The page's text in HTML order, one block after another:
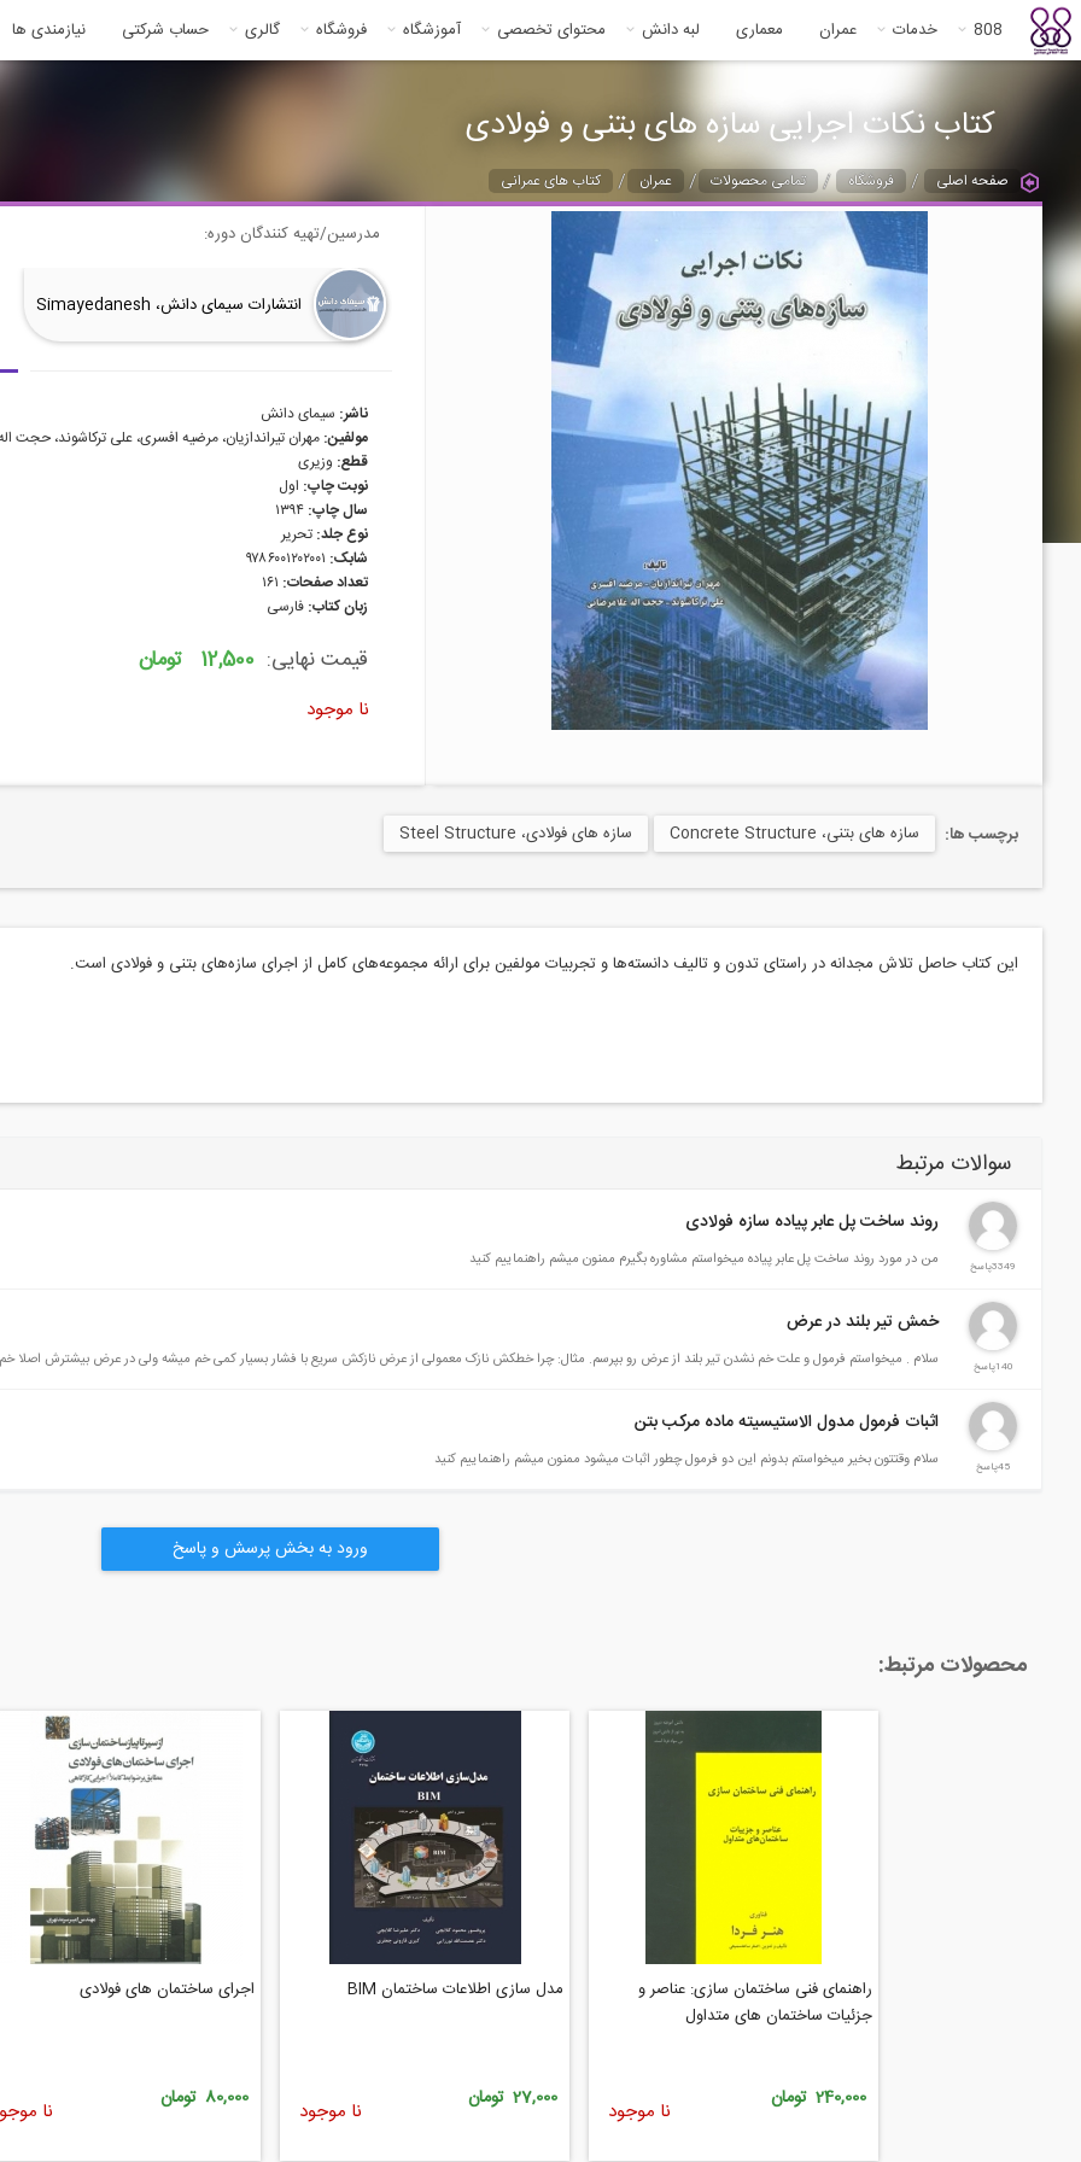
808 خدمات عمران معماری لبه دانش محتوای تخصصی آموزشگاه فروشگاه گالری حساب شرکتی نیازمندی ها
کتاب نکات اجرایی سازه های بتنی و فولادی
صفحه اصلی / فروشگاه / تمامی محصولات / عمران /
کتاب های عمرانی
مدرسین/تهیه کنندگان دوره:
انتشارات سیمای دانش، Simayedanesh
ناشر: سیمای دانش
مولفین: مهران تیراندازیان، مرضیه افسری، علی ترکاشوند، حجت
قطع: وزیری
نوبت چاپ: اول
سال چاپ: ۱۳۹۴
نوع جلد: تحریر
شابک: ۹۷۸۶۰۰۱۲۰۲۰۰۱
تعداد صفحات: ۱۶۱
زبان کتاب: فارسی
قیمت نهایی: 12,500 تومان
نا موجود
برچسب ها: سازه های بتنی، Concrete Structure سازه های فولادی، Steel Structure
این کتاب حاصل تلاش مجدانه در راستای تدون و تالیف دانسته‌ها و تجربیات مولفین برای ارائه مجموعه‌های کامل از اجرای سازه‌های بتنی و فولادی است.
سوالات مرتبط
3349پاسخ
روند ساخت پل عابر پیاده سازه فولادی
من در مورد روند ساخت پل عابر پیاده میخواستم مشاوره بگیرم ممنون میشم راهنماییم کنید
140پاسخ
خمش تیر بلند در عرض
سلام . میخواستم فرمول و علت خم نشدن تیر بلند از عرض رو بپرسم. مثال: چرا خطکش نازک معمولی از عرض نازکش سریع با فشار بسیار کمی خم میشه ولی در عرض بیشترش اصلا
45پاسخ
اثبات فرمول مدول الاستیسیته ماده مرکب بتن
سلام وقتتون بخیر میخواستم بدونم این دو فرمول چطور اثبات میشود ممنون میشم راهنماییم کنید
ورود به بخش پرسش و پاسخ
محصولات مرتبط:
راهنمای فنی ساختمان سازی: عناصر و
جزئیات ساختمان های متداول
240,000 تومان نا موجود
مدل سازی اطلاعات ساختمان BIM
27,000 تومان نا موجود
اجرای ساختمان های فولادی
80,000 تومان نا